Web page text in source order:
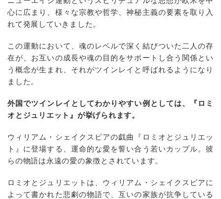
心に広まり、様々な宗教や哲学、神秘主義の要素を取り入
れて発展していきました。
この運動において、魂のレベルで深く結びついた二人の存
在が、お互いの成長や魂の目的をサポートし合う関係とい
う概念が生まれ、それがツインレイと呼ばれるようになり
ました。
外国でツインレイとしてわかりやすい例としては、『ロミ
オとジュリエット』が挙げられます。
ウィリアム・シェイクスピアの戯曲『ロミオとジュリエッ
ト』に登場する、運命的な愛を誓い合う若いカップル。彼
らの物語は永遠の愛の象徴とされています。
ロミオとジュリエットは、ウィリアム・シェイクスピアに
よって書かれた悲劇の物語で、互いの家族が抗争している